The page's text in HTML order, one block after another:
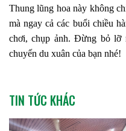
Thung lũng hoa này không
mà ngay cả các buổi chiều
chơi, chụp ảnh. Đừng bỏ lỡ
chuyến du xuân của bạn nhé!
TIN TỨC KHÁC